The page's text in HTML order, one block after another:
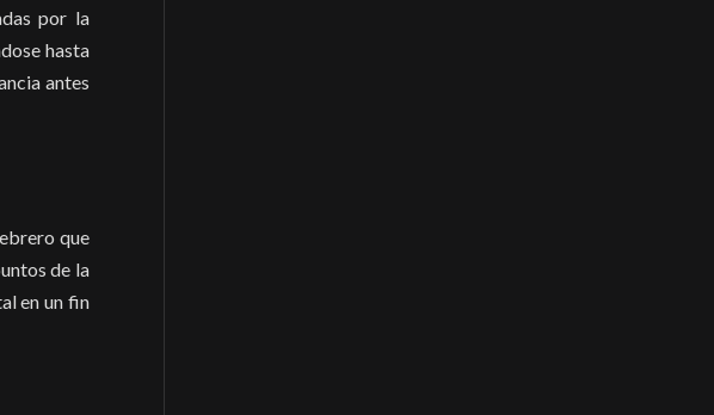
por la
hasta
antes
que
de la
en un fin